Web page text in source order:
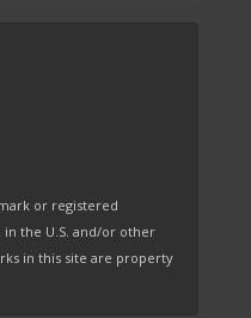
or registered
the U.S. and/or other
in this site are property